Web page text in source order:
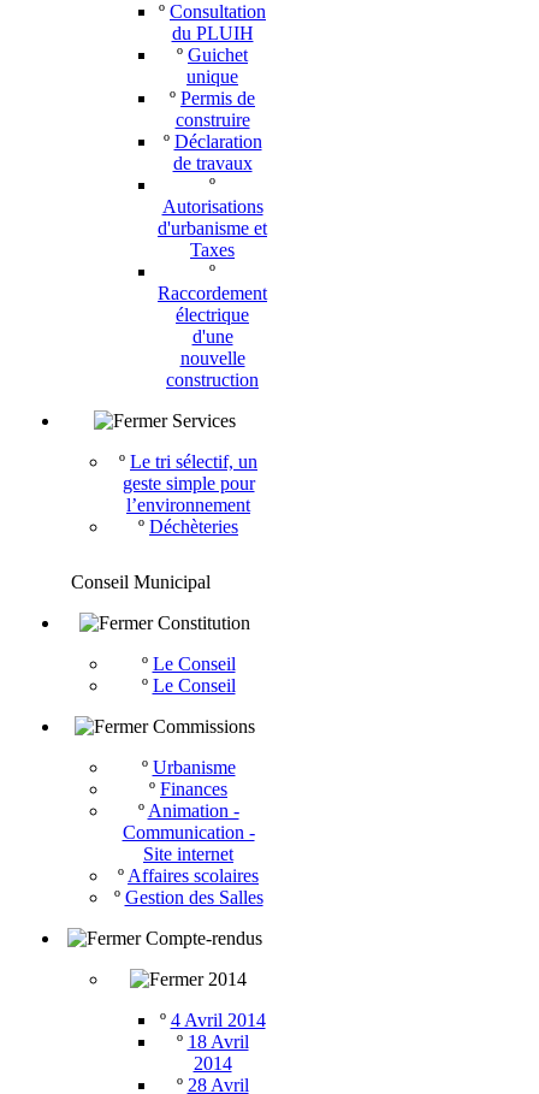
º Consultation
du PLUIH
º Guichet
unique
º Permis de
construire
º Déclaration
de travaux
º
Autorisations
d'urbanisme et
Taxes
º
Raccordement
électrique
d'une
nouvelle
construction
Services
º Le tri sélectif, un
geste simple pour
l’environnement
º Déchèteries
Conseil Municipal
Constitution
º Le Conseil
º Le Conseil
Commissions
º Urbanisme
º Finances
º Animation -
Communication -
Site internet
º Affaires scolaires
º Gestion des Salles
Compte-rendus
2014
º 4 Avril 2014
º 18 Avril
2014
º 28 Avril